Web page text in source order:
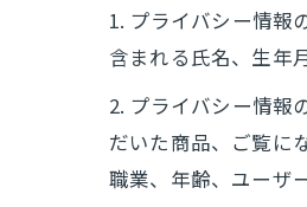
1. プライバシー情報
含まれる氏名、生年
2. プライバシー情報
だいた商品、ご覧に
職業、年齢、ユーザ